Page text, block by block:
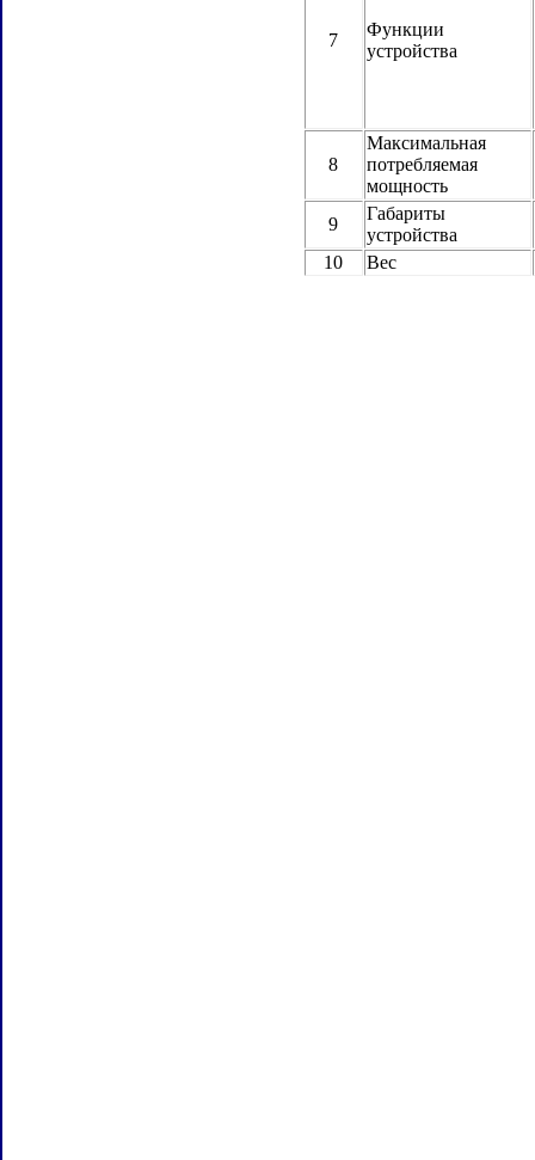
7
Функции
устройства
8
Максимальная
потребляемая
мощность
9
Габариты
устройства
10
Вес